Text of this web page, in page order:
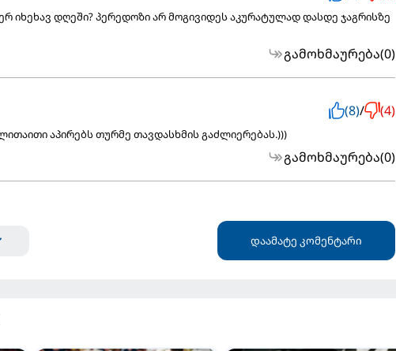
იხეხავ დღეში? პერედოზი არ მოგივიდეს აკურატულად დასდე ჯაგრისზე
გამოხმაურება(0)
(8)/ (4)
აპირებს თურმე თავდასხმის გაძლიერებას.)))
გამოხმაურება(0)
დაამატე კომენტარი